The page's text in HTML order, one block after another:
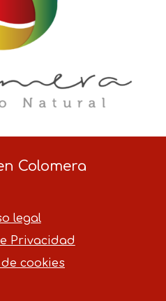
Colomera
legal
Privacidad
cookies